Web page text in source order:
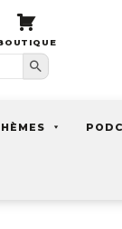
Search Button